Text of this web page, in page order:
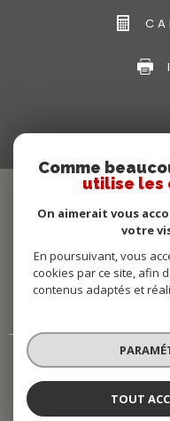
© 2026 | Tous droits
Nos Honoraires
Plan Du Site
Comme
utilise les
On aimerait vous
votre
En poursuivant, vous
cookies par ce site, afin
contenus adaptés et
TOUT